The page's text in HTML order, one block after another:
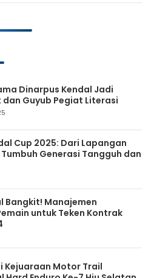
Dinarpus Kendal Jadi
dan Guyub Pegiat Literasi
Cup 2025: Dari Lapangan
Generasi Tangguh dan
Bangkit! Manajemen
untuk Teken Kontrak
Kejuaraan Motor Trail